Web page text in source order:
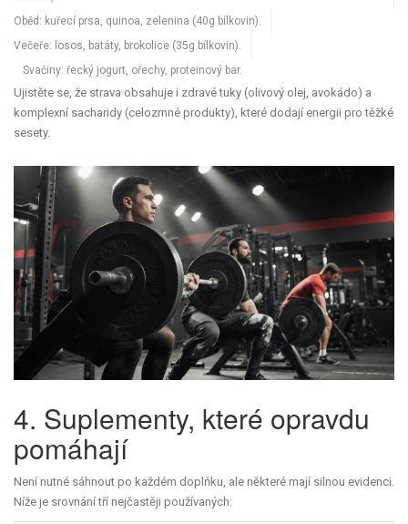
Oběd: kuřecí prsa, quinoa, zelenina (40g bílkovin).
Večeře: losos, batáty, brokolice (35g bílkovin).
Svačiny: řecký jogurt, ořechy, proteinový bar.
Ujistěte se, že strava obsahuje i zdravé tuky (olivový olej, avokádo) a
komplexní sacharidy (celozrnné produkty), které dodají energii pro těžké
sesety.
4. Suplementy, které opravdu
pomáhají
Není nutné sáhnout po každém doplňku, ale některé mají silnou evidenci.
Níže je srovnání tří nejčastěji používaných: